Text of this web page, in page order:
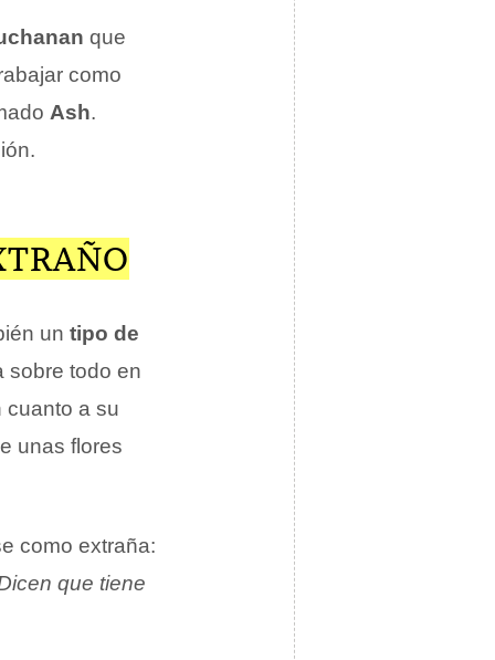
que
como
Ash.
un tipo de
sobre todo en
cuanto a su
unas flores
como extraña:
que tiene